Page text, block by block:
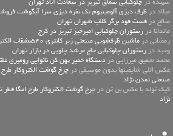
میلاد در ظرف دیزی آلومینیوم تک نفره دیزی سرا آبگوشت
صالح در فست فود برگر کلاب شهران تهران
ماندانا در رستوران چلوکبابی امیرخیز تبریز در کرج
رمضانی در ماشین ظرفشویی صنعتی زیر کانتری 540بشقاب الکترولوکس
وحید در رستوران چلوکبابی حاج مرشد چلویی در بازار تهران
محمد شفیق میرزایی در دستگاه خمیر پهن کن نانوایی رومیزی
عكس اللي شايفينها بدون موسيقى در
صنعتی تمدن نژاد
کیک تولد با عکس بن تن در
نژاد